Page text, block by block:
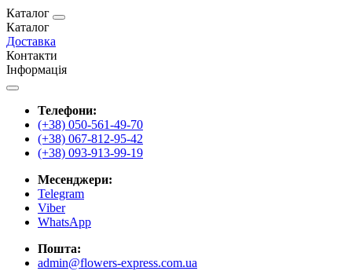
Каталог
Каталог
Доставка
Контакти
Інформація
Телефони:
(+38) 050-561-49-70
(+38) 067-812-95-42
(+38) 093-913-99-19
Месенджери:
Telegram
Viber
WhatsApp
Пошта:
admin@flowers-express.com.ua